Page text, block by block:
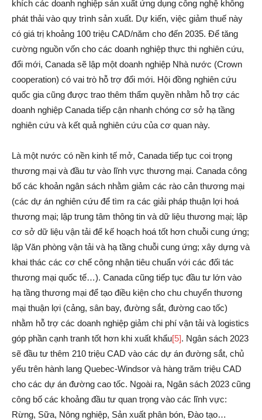
khích các doanh nghiệp sản xuất ứng dụng công nghệ không
phát thải vào quy trình sản xuất. Dự kiến, việc giảm thuế này
có giá trị khoảng 100 triệu CAD/năm cho đến 2035. Để tăng
cường nguồn vốn cho các doanh nghiệp thực thi nghiên cứu,
đổi mới, Canada sẽ lập một doanh nghiệp Nhà nước (Crown
cooperation) có vai trò hỗ trợ đổi mới. Hội đồng nghiên cứu
quốc gia cũng được trao thêm thẩm quyền nhằm hỗ trợ các
doanh nghiệp Canada tiếp cận nhanh chóng cơ sở hạ tầng
nghiên cứu và kết quả nghiên cứu của cơ quan này.
Là một nước có nền kinh tế mở, Canada tiếp tục coi trọng
thương mại và đầu tư vào lĩnh vực thương mại. Canada công
bố các khoản ngân sách nhằm giảm các rào cản thương mại
(các dự án nghiên cứu để tìm ra các giải pháp thuận lợi hoá
thương mại; lập trung tâm thông tin và dữ liệu thương mại; lập
cơ sở dữ liệu vận tải để kế hoạch hoá tốt hơn chuỗi cung ứng;
lập Văn phòng vận tải và hạ tầng chuỗi cung ứng; xây dựng và
khai thác các cơ chế công nhận tiêu chuẩn với các đối tác
thương mại quốc tế…). Canada cũng tiếp tục đầu tư lớn vào
hạ tầng thương mại để tạo điều kiện cho chu chuyển thương
mại thuận lợi (cảng, sân bay, đường sắt, đường cao tốc)
nhằm hỗ trợ các doanh nghiệp giảm chi phí vận tải và logistics
góp phần cạnh tranh tốt hơn khi xuất khẩu[5]. Ngân sách 2023
sẽ đầu tư thêm 210 triệu CAD vào các dự án đường sắt, chủ
yếu trên hành lang Quebec-Windsor và hàng trăm triệu CAD
cho các dự án đường cao tốc. Ngoài ra, Ngân sách 2023 cũng
công bố các khoảng đầu tư quan trọng vào các lĩnh vực:
Rừng, Sữa, Nông nghiệp, Sản xuất phân bón, Đào tạo…